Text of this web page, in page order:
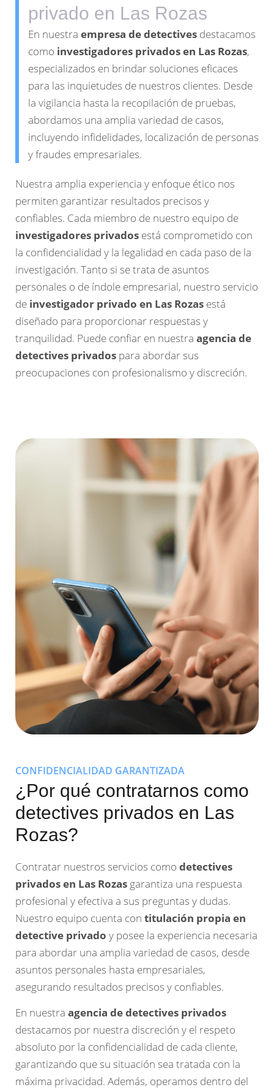
privado en Las Rozas
En nuestra empresa de detectives destacamos
como investigadores privados en Las Rozas,
especializados en brindar soluciones eficaces
para las inquietudes de nuestros clientes. Desde
la vigilancia hasta la recopilación de pruebas,
abordamos una amplia variedad de casos,
incluyendo infidelidades, localización de personas
y fraudes empresariales.
Nuestra amplia experiencia y enfoque ético nos
permiten garantizar resultados precisos y
confiables. Cada miembro de nuestro equipo de
investigadores privados está comprometido con
la confidencialidad y la legalidad en cada paso de la
investigación. Tanto si se trata de asuntos
personales o de índole empresarial, nuestro servicio
de investigador privado en Las Rozas está
diseñado para proporcionar respuestas y
tranquilidad. Puede confiar en nuestra agencia de
detectives privados para abordar sus
preocupaciones con profesionalismo y discreción.
CONFIDENCIALIDAD GARANTIZADA
¿Por qué contratarnos como
detectives privados en Las
Rozas?
Contratar nuestros servicios como detectives
privados en Las Rozas garantiza una respuesta
profesional y efectiva a sus preguntas y dudas.
Nuestro equipo cuenta con titulación propia en
detective privado y posee la experiencia necesaria
para abordar una amplia variedad de casos, desde
asuntos personales hasta empresariales,
asegurando resultados precisos y confiables.
En nuestra agencia de detectives privados
destacamos por nuestra discreción y el respeto
absoluto por la confidencialidad de cada cliente,
garantizando que su situación sea tratada con la
máxima privacidad. Además, operamos dentro del